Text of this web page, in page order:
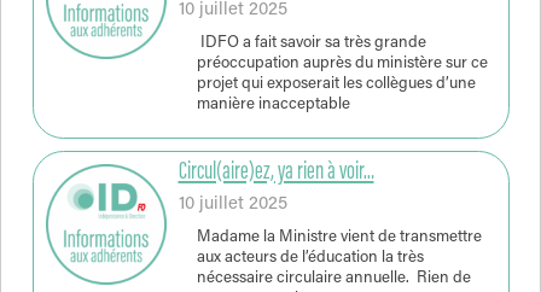
10 juillet 2025
IDFO a fait savoir sa très grande
préoccupation auprès du ministère sur ce
projet qui exposerait les collègues d’une
manière inacceptable
Circul(aire)ez, ya rien à voir…
10 juillet 2025
Madame la Ministre vient de transmettre
aux acteurs de l’éducation la très
nécessaire circulaire annuelle. Rien de